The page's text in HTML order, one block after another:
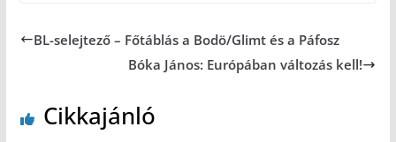
BL-selejtező – Főtáblás a Bodö/Glimt és a Páfosz
Bóka János: Európában változás kell!
Cikkajánló